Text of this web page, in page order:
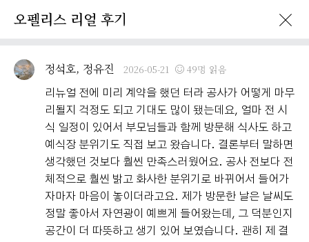
오펠리스 리얼 후기
정석호, 정유진 2026-05-21 49명 읽음
리뉴얼 전에 미리 계약을 했던 터라 공사가 어떻게 마무
리될지 걱정도 되고 기대도 많이 됐는데요, 얼마 전 시
식 일정이 있어서 부모님들과 함께 방문해 식사도 하고
예식장 분위기도 직접 보고 왔습니다. 결론부터 말하면
생각했던 것보다 훨씬 만족스러웠어요. 공사 전보다 전
체적으로 훨씬 밝고 화사한 분위기로 바뀌어서 들어가
자마자 마음이 놓이더라고요. 제가 방문한 날은 날씨도
정말 좋아서 자연광이 예쁘게 들어왔는데, 그 덕분인지
공간이 더 따뜻하고 생기 있어 보였습니다. 괜히 제 결